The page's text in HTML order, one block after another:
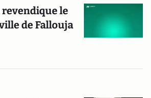
le
de Fallouja